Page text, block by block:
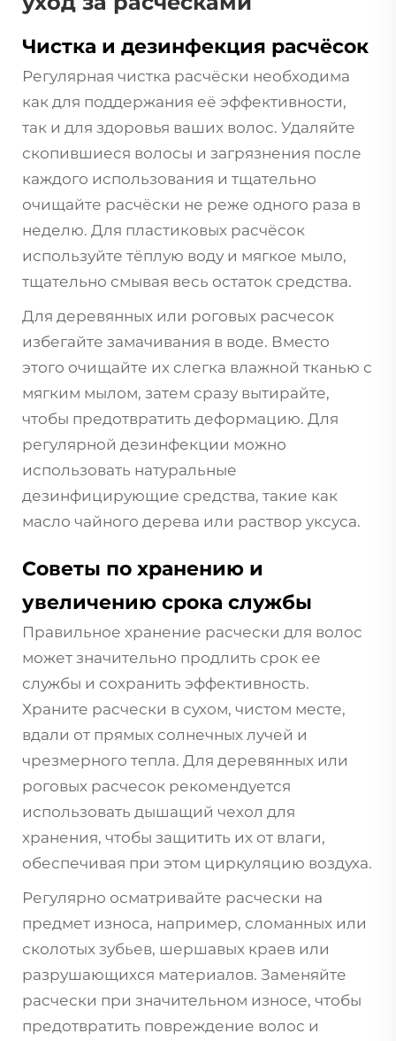
Чистка и дезинфекция расчёсок
Регулярная чистка расчёски необходима
как для поддержания её эффективности,
так и для здоровья ваших волос. Удаляйте
скопившиеся волосы и загрязнения после
каждого использования и тщательно
очищайте расчёски не реже одного раза в
неделю. Для пластиковых расчёсок
используйте тёплую воду и мягкое мыло,
тщательно смывая весь остаток средства.
Для деревянных или роговых расчесок
избегайте замачивания в воде. Вместо
этого очищайте их слегка влажной тканью с
мягким мылом, затем сразу вытирайте,
чтобы предотвратить деформацию. Для
регулярной дезинфекции можно
использовать натуральные
дезинфицирующие средства, такие как
масло чайного дерева или раствор уксуса.
Советы по хранению и
увеличению срока службы
Правильное хранение расчески для волос
может значительно продлить срок ее
службы и сохранить эффективность.
Храните расчески в сухом, чистом месте,
вдали от прямых солнечных лучей и
чрезмерного тепла. Для деревянных или
роговых расчесок рекомендуется
использовать дышащий чехол для
хранения, чтобы защитить их от влаги,
обеспечивая при этом циркуляцию воздуха.
Регулярно осматривайте расчески на
предмет износа, например, сломанных или
сколотых зубьев, шершавых краев или
разрушающихся материалов. Заменяйте
расчески при значительном износе, чтобы
предотвратить повреждение волос и